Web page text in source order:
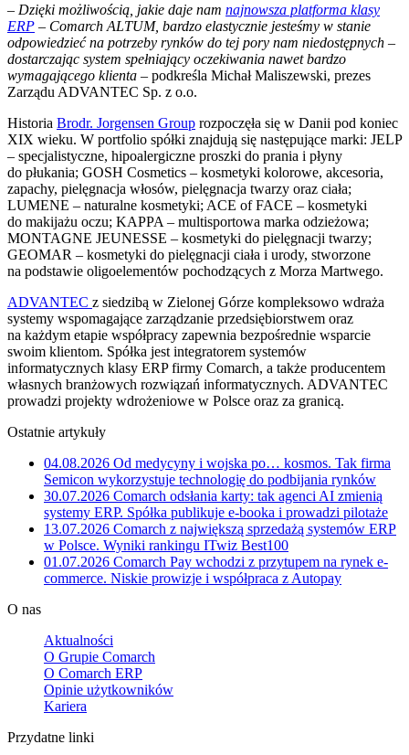
– Dzięki możliwością, jakie daje nam najnowsza platforma klasy
ERP – Comarch ALTUM, bardzo elastycznie jesteśmy w stanie
odpowiedzieć na potrzeby rynków do tej pory nam niedostępnych –
dostarczając system spełniający oczekiwania nawet bardzo
wymagającego klienta – podkreśla Michał Maliszewski, prezes
Zarządu ADVANTEC Sp. z o.o.
Historia Brodr. Jorgensen Group rozpoczęła się w Danii pod koniec
XIX wieku. W portfolio spółki znajdują się następujące marki: JELP
– specjalistyczne, hipoalergiczne proszki do prania i płyny
do płukania; GOSH Cosmetics – kosmetyki kolorowe, akcesoria,
zapachy, pielęgnacja włosów, pielęgnacja twarzy oraz ciała;
LUMENE – naturalne kosmetyki; ACE of FACE – kosmetyki
do makijażu oczu; KAPPA – multisportowa marka odzieżowa;
MONTAGNE JEUNESSE – kosmetyki do pielęgnacji twarzy;
GEOMAR – kosmetyki do pielęgnacji ciała i urody, stworzone
na podstawie oligoelementów pochodzących z Morza Martwego.
ADVANTEC z siedzibą w Zielonej Górze kompleksowo wdraża
systemy wspomagające zarządzanie przedsiębiorstwem oraz
na każdym etapie współpracy zapewnia bezpośrednie wsparcie
swoim klientom. Spółka jest integratorem systemów
informatycznych klasy ERP firmy Comarch, a także producentem
własnych branżowych rozwiązań informatycznych. ADVANTEC
prowadzi projekty wdrożeniowe w Polsce oraz za granicą.
Ostatnie artykuły
04.08.2026 Od medycyny i wojska po… kosmos. Tak firma
Semicon wykorzystuje technologię do podbijania rynków
30.07.2026 Comarch odsłania karty: tak agenci AI zmienią
systemy ERP. Spółka publikuje e-booka i prowadzi pilotaże
13.07.2026 Comarch z największą sprzedażą systemów ERP
w Polsce. Wyniki rankingu ITwiz Best100
01.07.2026 Comarch Pay wchodzi z przytupem na rynek e-
commerce. Niskie prowizje i współpraca z Autopay
O nas
Aktualności
O Grupie Comarch
O Comarch ERP
Opinie użytkowników
Kariera
Przydatne linki